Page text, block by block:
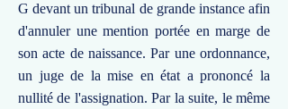
G devant un tribunal de grande instance afin
d'annuler une mention portée en marge de
son acte de naissance. Par une ordonnance,
un juge de la mise en état a prononcé la
nullité de l'assignation. Par la suite, le même